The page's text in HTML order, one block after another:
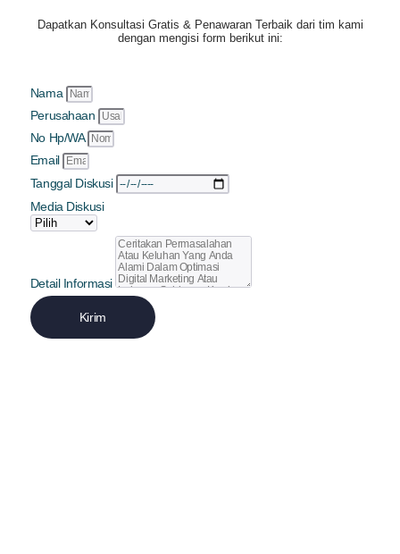
Dapatkan Konsultasi Gratis & Penawaran Terbaik dari tim kami
dengan mengisi form berikut ini:
Nama
Perusahaan
No Hp/WA
Email
Tanggal Diskusi
Media Diskusi
Detail Informasi
Kirim